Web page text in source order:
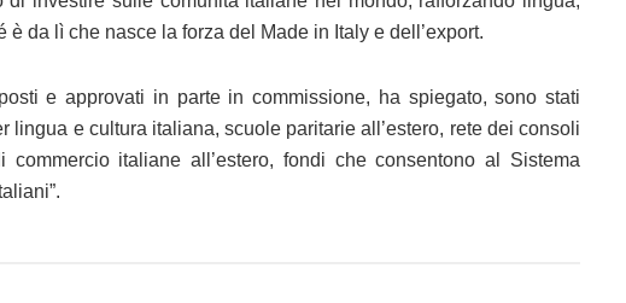
è da lì che nasce la forza del Made in Italy e dell’export.
e approvati in parte in commissione, ha spiegato, sono stati
lingua e cultura italiana, scuole paritarie all’estero, rete dei consoli
italiane all’estero, fondi che consentono al Sistema